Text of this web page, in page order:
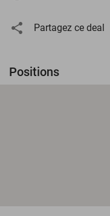
Partagez ce deal
Positions